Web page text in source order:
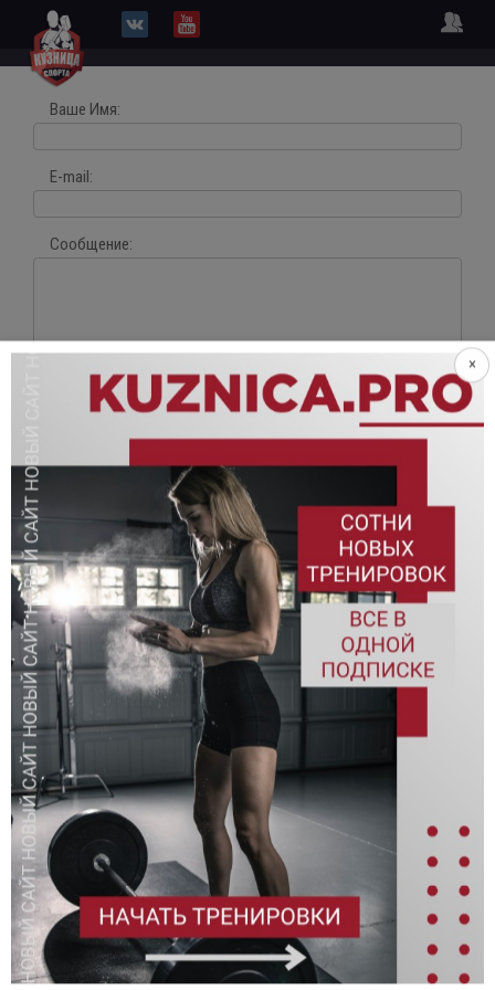
Ваше Имя:
E-mail:
Сообщение:
Соглашение на обработку
персональных данных», на условиях и для целей, определенных
Политикой
конфиденциальности
МЕНЮ
Главная
Каталог программ
Каталог упражнений
Многоборец тест
Статьи
Фотогалерея
ЧАВО
Обратная связь
Личный кабинет
С ЧЕГО НАЧАТЬ?
Регистрация
Авторизация
Мои программы
Сайт использует файлы «
». Продолжив работу с сайтом, Вы соглашаетесь с
размещением cookie-файлов на Вашем компьютере.
конфиденциальности
Публичная оферта
×